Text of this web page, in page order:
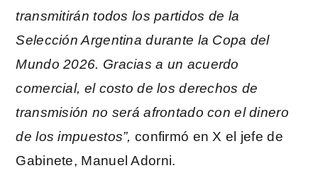
transmitirán todos los partidos de la
Selección Argentina durante la Copa del
Mundo 2026. Gracias a un acuerdo
comercial, el costo de los derechos de
transmisión no será afrontado con el dinero
de los impuestos”, confirmó en X el jefe de
Gabinete, Manuel Adorni.